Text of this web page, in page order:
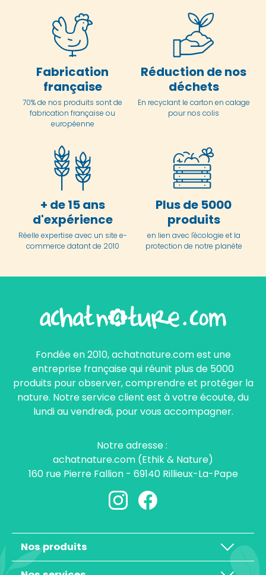
Fabrication
française
70% de nos produits sont de
fabrication française ou
européenne
Réduction de nos
déchets
En recyclant le carton en calage
pour nos colis
+ de 15 ans
d'expérience
Réelle expertise avec un site e-
commerce datant de 2010
Plus de 5000
produits
en lien avec l'écologie et la
protection de notre planète
Fondée en 2010, achatnature.com est une
entreprise française qui réunit plus de 5000
produits pour observer, comprendre et protéger la
nature. Notre service client est à votre écoute, du
lundi au vendredi, pour vous accompagner.
Notre adresse :
achatnature.com (Ethik & Nature)
160 rue Pierre Fallion - 69140 Rillieux-La-Pape
Nos produits